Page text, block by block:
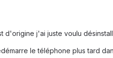
d'origine j'ai juste voulu
le téléphone plus tard